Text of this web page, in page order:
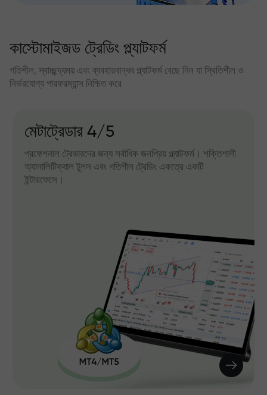
কাস্টোমাইজড ট্রেডিং প্ল্যাটফর্ম
গতিশীল, স্বাচ্ছন্দ্যময় এবং ব্যবহারবান্ধব প্ল্যাটফর্ম বেছে নিন যা স্থিতিশীল ও
নির্ভরযোগ্য পারফরম্যান্স নিশ্চিত করে
মেটাট্রেডার 4/5
প্রফেশনাল ট্রেডারদের জন্য সর্বাধিক জনপ্রিয় প্ল্যাটফর্ম। শক্তিশালী
অ্যানালিটিক্যাল টুলস এবং গতিশীল ট্রেডিং একত্রে একটি
ইন্টারফেসে।